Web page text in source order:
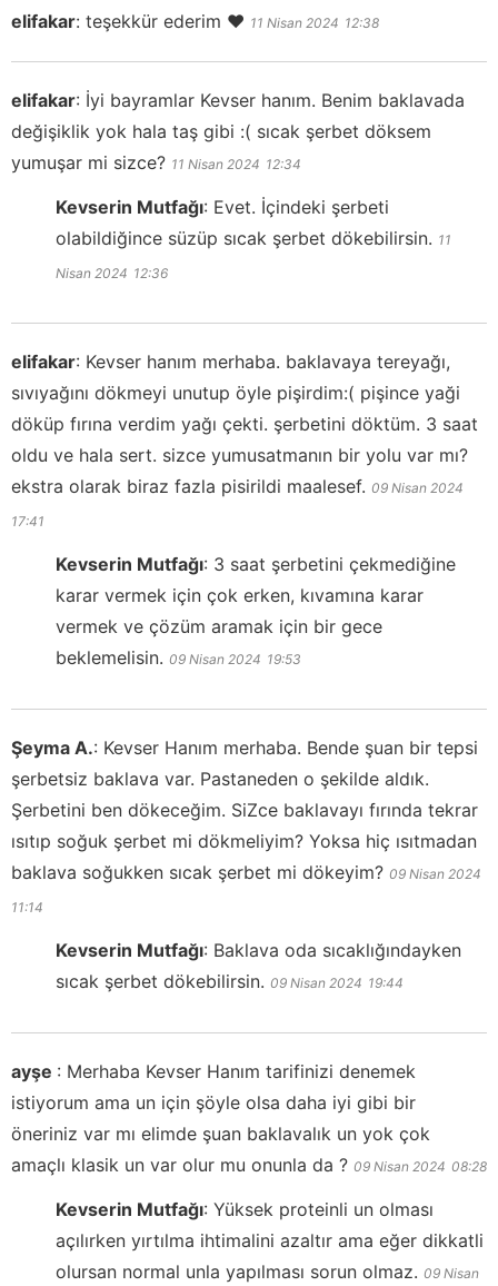
elifakar: teşekkür ederim ❤️ 11 Nisan 2024 12:38
elifakar: İyi bayramlar Kevser hanım. Benim baklavada
değişiklik yok hala taş gibi :( sıcak şerbet döksem
yumuşar mi sizce? 11 Nisan 2024 12:34
Kevserin Mutfağı: Evet. İçindeki şerbeti
olabildiğince süzüp sıcak şerbet dökebilirsin. 11
Nisan 2024 12:36
elifakar: Kevser hanım merhaba. baklavaya tereyağı,
sıvıyağını dökmeyi unutup öyle pişirdim:( pişince yaği
döküp fırına verdim yağı çekti. şerbetini döktüm. 3 saat
oldu ve hala sert. sizce yumusatmanın bir yolu var mı?
ekstra olarak biraz fazla pisirildi maalesef. 09 Nisan 2024
17:41
Kevserin Mutfağı: 3 saat şerbetini çekmediğine
karar vermek için çok erken, kıvamına karar
vermek ve çözüm aramak için bir gece
beklemelisin. 09 Nisan 2024 19:53
Şeyma A.: Kevser Hanım merhaba. Bende şuan bir tepsi
şerbetsiz baklava var. Pastaneden o şekilde aldık.
Şerbetini ben dökeceğim. SiZce baklavayı fırında tekrar
ısıtıp soğuk şerbet mi dökmeliyim? Yoksa hiç ısıtmadan
baklava soğukken sıcak şerbet mi dökeyim? 09 Nisan 2024
11:14
Kevserin Mutfağı: Baklava oda sıcaklığındayken
sıcak şerbet dökebilirsin. 09 Nisan 2024 19:44
ayşe : Merhaba Kevser Hanım tarifinizi denemek
istiyorum ama un için şöyle olsa daha iyi gibi bir
öneriniz var mı elimde şuan baklavalık un yok çok
amaçlı klasik un var olur mu onunla da ? 09 Nisan 2024 08:28
Kevserin Mutfağı: Yüksek proteinli un olması
açılırken yırtılma ihtimalini azaltır ama eğer dikkatli
olursan normal unla yapılması sorun olmaz. 09 Nisan